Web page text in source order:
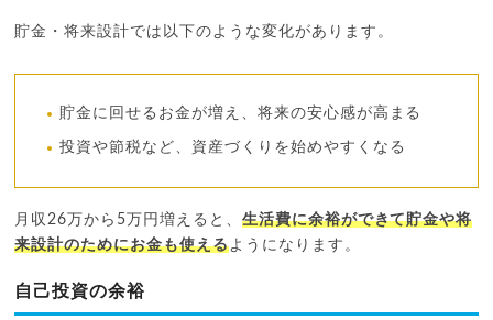
貯金・将来設計では以下のような変化があります。
貯金に回せるお金が増え、将来の安心感が高まる
投資や節税など、資産づくりを始めやすくなる
月収26万から5万円増えると、 生活費に余裕ができて貯金や将
来設計のためにお金も使えるようになります。
自己投資の余裕